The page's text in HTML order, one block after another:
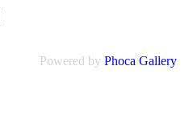
Powered by Phoca Gallery